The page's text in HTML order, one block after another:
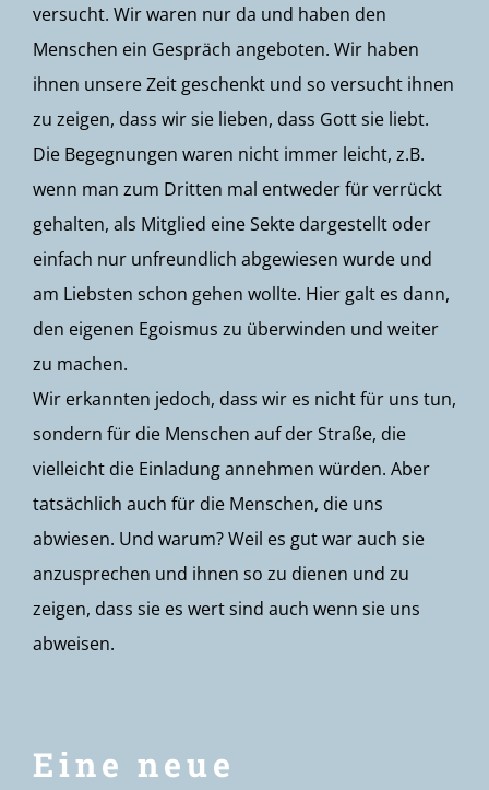
versucht. Wir waren nur da und haben den
Menschen ein Gespräch angeboten. Wir haben
ihnen unsere Zeit geschenkt und so versucht ihnen
zu zeigen, dass wir sie lieben, dass Gott sie liebt.
Die Begegnungen waren nicht immer leicht, z.B.
wenn man zum Dritten mal entweder für verrückt
gehalten, als Mitglied eine Sekte dargestellt oder
einfach nur unfreundlich abgewiesen wurde und
am Liebsten schon gehen wollte. Hier galt es dann,
den eigenen Egoismus zu überwinden und weiter
zu machen.
Wir erkannten jedoch, dass wir es nicht für uns tun,
sondern für die Menschen auf der Straße, die
vielleicht die Einladung annehmen würden. Aber
tatsächlich auch für die Menschen, die uns
abwiesen. Und warum? Weil es gut war auch sie
anzusprechen und ihnen so zu dienen und zu
zeigen, dass sie es wert sind auch wenn sie uns
abweisen.
Eine neue